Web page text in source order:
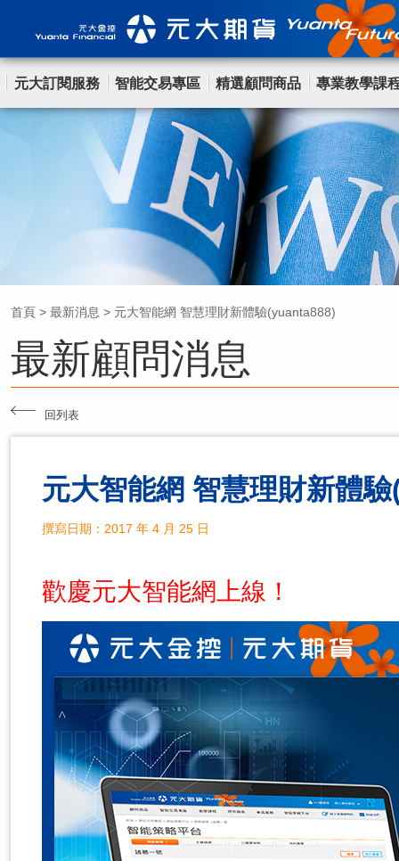
元大訂閱服務 智能交易專區 精選顧問商品 專業教學課
首頁 > 最新消息 > 元大智能網 智慧理財新體驗(yuanta888)
最新顧問消息
回列表
元大智能網 智慧理財新體
撰寫日期：2017 年 4 月 25 日
歡慶元大智能網上線！